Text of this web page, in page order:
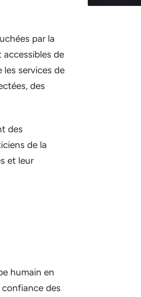
par la
accessibles de
services de
des
des
de la
et leur
humain en
des